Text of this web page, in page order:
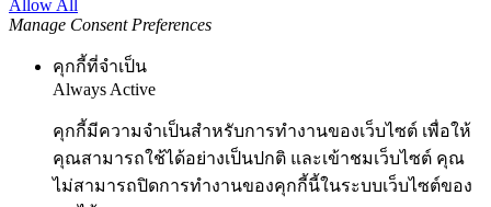
Allow All
Manage Consent Preferences
คุกกี้ที่จำเป็น
Always Active
คุกกี้มีความจำเป็นสำหรับการทำงานของเว็บไซต์ เพื่อให้
คุณสามารถใช้ได้อย่างเป็นปกติ และเข้าชมเว็บไซต์ คุณ
ไม่สามารถปิดการทำงานของคุกกี้นี้ในระบบเว็บไซต์ของ